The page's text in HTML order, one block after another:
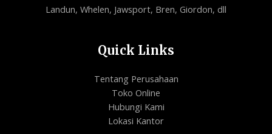
Landun, Whelen, Jawsport, Bren, Giordon, dll
Quick Links
Tentang Perusahaan
Toko Online
Hubungi Kami
Lokasi Kantor